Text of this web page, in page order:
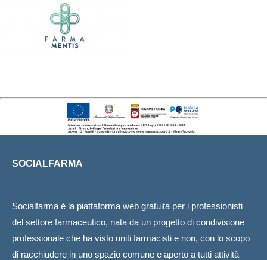
SOCIALFARMA
Socialfarma è la piattaforma web gratuita per i professionisti
del settore farmaceutico, nata da un progetto di condivisione
professionale che ha visto uniti farmacisti e non, con lo scopo
di racchiudere in uno spazio comune e aperto a tutti attività